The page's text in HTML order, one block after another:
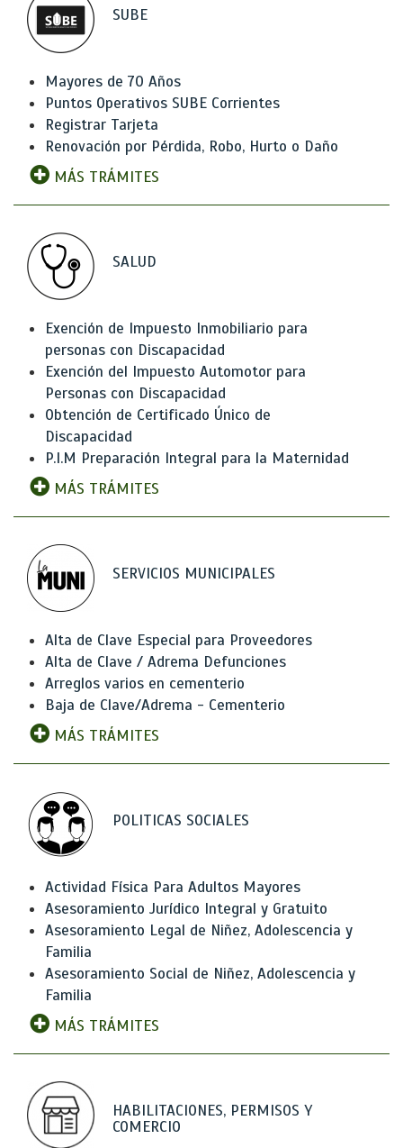
SUBE
Mayores de 70 Años
Puntos Operativos SUBE Corrientes
Registrar Tarjeta
Renovación por Pérdida, Robo, Hurto o Daño
MÁS TRÁMITES
SALUD
Exención de Impuesto Inmobiliario para
personas con Discapacidad
Exención del Impuesto Automotor para
Personas con Discapacidad
Obtención de Certificado Único de
Discapacidad
P.I.M Preparación Integral para la Maternidad
MÁS TRÁMITES
SERVICIOS MUNICIPALES
Alta de Clave Especial para Proveedores
Alta de Clave / Adrema Defunciones
Arreglos varios en cementerio
Baja de Clave/Adrema - Cementerio
MÁS TRÁMITES
POLITICAS SOCIALES
Actividad Física Para Adultos Mayores
Asesoramiento Jurídico Integral y Gratuito
Asesoramiento Legal de Niñez, Adolescencia y
Familia
Asesoramiento Social de Niñez, Adolescencia y
Familia
MÁS TRÁMITES
HABILITACIONES, PERMISOS Y
COMERCIO